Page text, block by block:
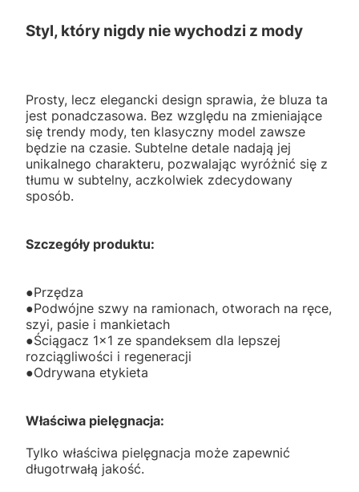
Styl, który nigdy nie wychodzi z mody
Prosty, lecz elegancki design sprawia, że bluza ta
jest ponadczasowa. Bez względu na zmieniające
się trendy mody, ten klasyczny model zawsze
będzie na czasie. Subtelne detale nadają jej
unikalnego charakteru, pozwalając wyróżnić się z
tłumu w subtelny, aczkolwiek zdecydowany
sposób.
Szczegóły produktu:
●Przędza
●Podwójne szwy na ramionach, otworach na ręce,
szyi, pasie i mankietach
●Ściągacz 1x1 ze spandeksem dla lepszej
rozciągliwości i regeneracji
●Odrywana etykieta
Właściwa pielęgnacja:
Tylko właściwa pielęgnacja może zapewnić
długotrwałą jakość.